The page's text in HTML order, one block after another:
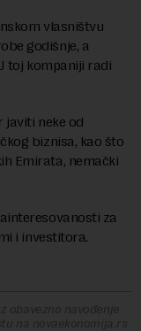
vlasništvu
godišnje, a
toj kompaniji radi
javiti neke od
biznisa, kao što
Emirata, nemački
za
i investitora.
obavezno navođenje
na novaekonomija.rs